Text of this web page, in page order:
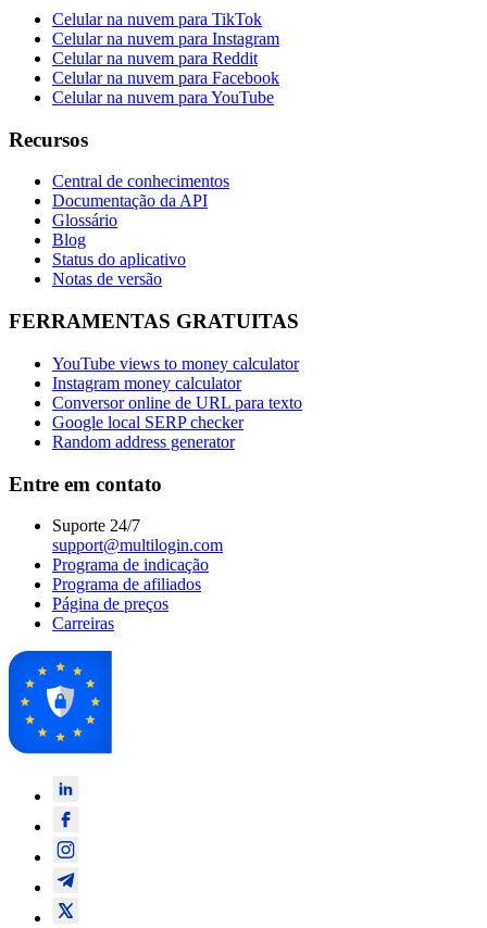
Celular na nuvem para TikTok
Celular na nuvem para Instagram
Celular na nuvem para Reddit
Celular na nuvem para Facebook
Celular na nuvem para YouTube
Recursos
Central de conhecimentos
Documentação da API
Glossário
Blog
Status do aplicativo
Notas de versão
FERRAMENTAS GRATUITAS
YouTube views to money calculator
Instagram money calculator
Conversor online de URL para texto
Google local SERP checker
Random address generator
Entre em contato
Suporte 24/7
support@multilogin.com
Programa de indicação
Programa de afiliados
Página de preços
Carreiras